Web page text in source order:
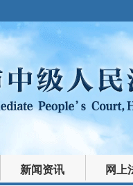
新闻资讯 网上